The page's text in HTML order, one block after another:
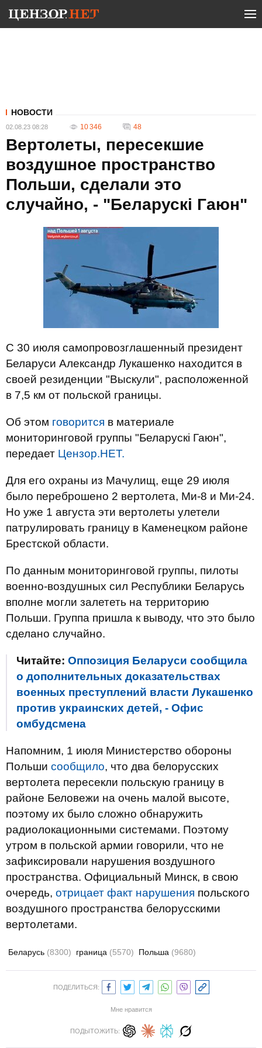
НОВОСТИ
02.08.23 08:28 10 346 48
Вертолеты, пересекшие
воздушное пространство
Польши, сделали это
случайно, - "Беларускі Гаюн"
С 30 июля самопровозглашенный президент
Беларуси Александр Лукашенко находится в
своей резиденции "Выскули", расположенной
в 7,5 км от польской границы.
Об этом говорится в материале
мониторинговой группы "Беларускі Гаюн",
передает Цензор.НЕТ.
Для его охраны из Мачулищ, еще 29 июля
было переброшено 2 вертолета, Ми-8 и Ми-24.
Но уже 1 августа эти вертолеты улетели
патрулировать границу в Каменецком районе
Брестской области.
По данным мониторинговой группы, пилоты
военно-воздушных сил Республики Беларусь
вполне могли залететь на территорию
Польши. Группа пришла к выводу, что это было
сделано случайно.
Читайте: Оппозиция Беларуси сообщила
о дополнительных доказательствах
военных преступлений власти Лукашенко
против украинских детей, - Офис
омбудсмена
Напомним, 1 июля Министерство обороны
Польши сообщило, что два белорусских
вертолета пересекли польскую границу в
районе Беловежи на очень малой высоте,
поэтому их было сложно обнаружить
радиолокационными системами. Поэтому
утром в польской армии говорили, что не
зафиксировали нарушения воздушного
пространства. Официальный Минск, в свою
очередь, отрицает факт нарушения польского
воздушного пространства белорусскими
вертолетами.
Беларусь (8300) граница (5570) Польша (9680)
ПОДЕЛИТЬСЯ:
Мне нравится
ПОДЫТОЖИТЬ: